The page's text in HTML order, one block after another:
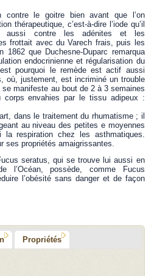
contre le goitre bien avant que l’on
thérapeutique, c’est-à-dire l’iode qu’il
aussi contre les adénites et les
frottait avec du Varech frais, puis les
1862 que Duchesne-Duparc remarqua
endocrinienne et régularisation du
pourquoi le remède est actif aussi
où, justement, est incriminé un trouble
se manifeste au bout de 2 à 3 semaines
envahies par le tissu adipeux :
dans le traitement du rhumatisme ; il
au niveau des petites e moyennes
respiration chez les asthmatiques.
ses propriétés amaigrissantes.
seratus, qui se trouve lui aussi en
l’Océan, possède, comme Fucus
l’obésité sans danger et de façon
Propriétés